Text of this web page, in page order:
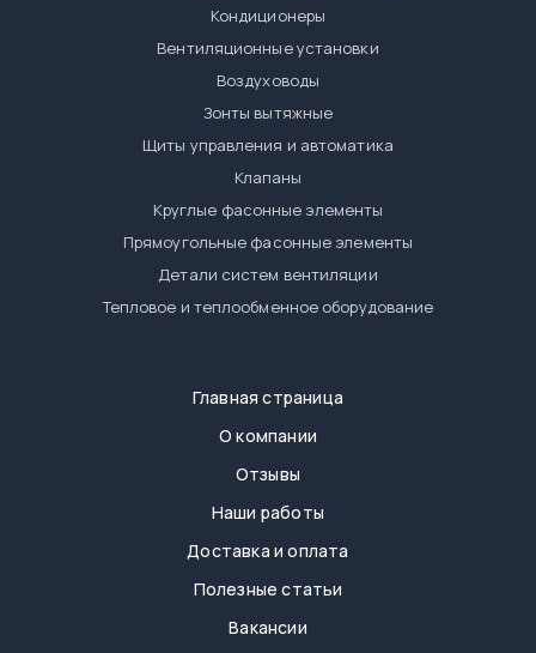
Кондиционеры
Вентиляционные установки
Воздуховоды
Зонты вытяжные
Щиты управления и автоматика
Клапаны
Круглые фасонные элементы
Прямоугольные фасонные элементы
Детали систем вентиляции
Тепловое и теплообменное оборудование
Главная страница
О компании
Отзывы
Наши работы
Доставка и оплата
Полезные статьи
Вакансии